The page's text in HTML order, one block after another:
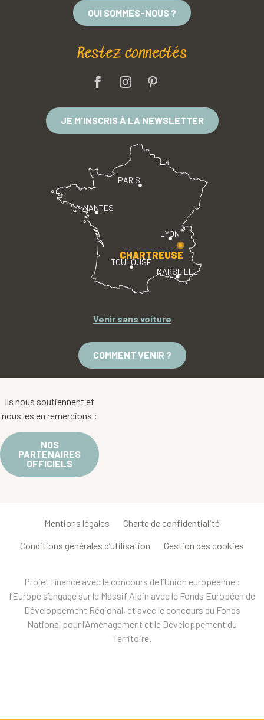
QUI SOMMES-NOUS ?
Restez connectés
JE M'INSCRIS À LA NEWSLETTER
PARIS
LYON
TOULOUSE
MARSEILLE
NANTES
CHARTREUSE
Venir sans voiture
COMMENT VENIR ?
Ils nous soutiennent et
nous les en remercions :
NOS
PARTENAIRES
OFFICIELS
Mentions légales Charte de confidentialité
Conditions générales d’utilisation Gestion des cookies
Projet financé avec le concours de l’Union européenne :
l’Europe s’engage sur le Massif Alpin avec le Fonds Européen de
Développement Régional, et avec le concours du Fonds
National pour l’Aménagement et le Développement du
Territoire.